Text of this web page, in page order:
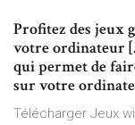
Profitez des jeux
votre ordinateur
qui permet de
sur votre
Télécharger Jeux